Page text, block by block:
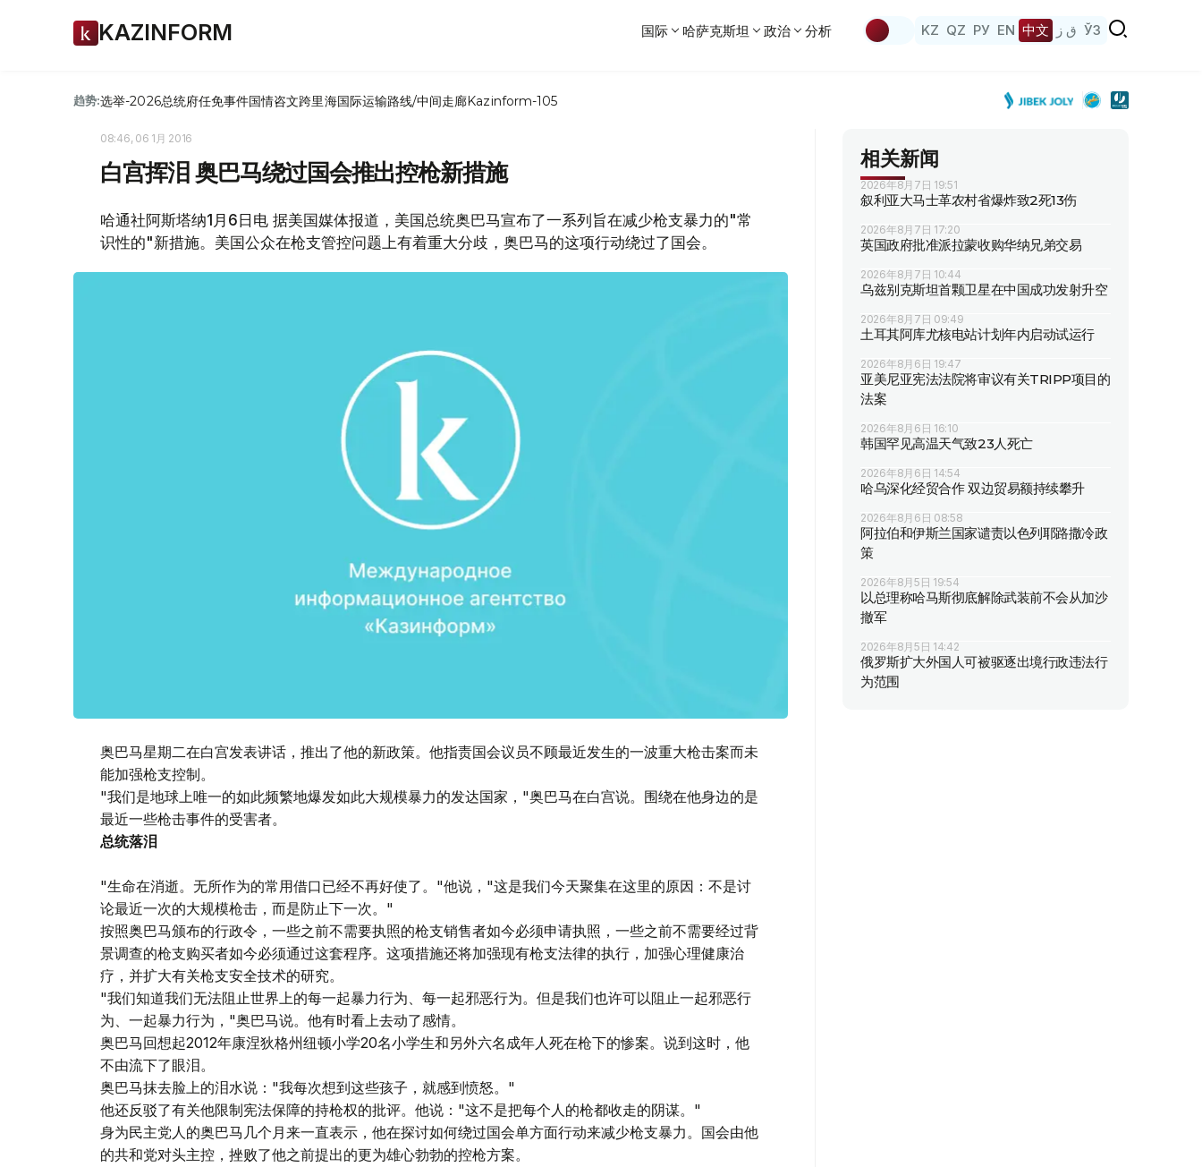
KAZINFORM 国际 哈萨克斯坦 政治 分析 KZ QZ РУ EN 中文 ق ز ЎЗ
趋势:选举-2026总统府任免事件国情咨文跨里海国际运输路线/中间走廊Kazinform-105
08:46, 06 1月 2016
白宫挥泪 奥巴马绕过国会推出控枪新措施
哈通社阿斯塔纳1月6日电 据美国媒体报道，美国总统奥巴马宣布了一系列旨在减少枪支暴力的"常
识性的"新措施。美国公众在枪支管控问题上有着重大分歧，奥巴马的这项行动绕过了国会。
奥巴马星期二在白宫发表讲话，推出了他的新政策。他指责国会议员不顾最近发生的一波重大枪击案而未
能加强枪支控制。
"我们是地球上唯一的如此频繁地爆发如此大规模暴力的发达国家，"奥巴马在白宫说。围绕在他身边的是
最近一些枪击事件的受害者。
总统落泪
"生命在消逝。无所作为的常用借口已经不再好使了。"他说，"这是我们今天聚集在这里的原因：不是讨
论最近一次的大规模枪击，而是防止下一次。"
按照奥巴马颁布的行政令，一些之前不需要执照的枪支销售者如今必须申请执照，一些之前不需要经过背
景调查的枪支购买者如今必须通过这套程序。这项措施还将加强现有枪支法律的执行，加强心理健康治
疗，并扩大有关枪支安全技术的研究。
"我们知道我们无法阻止世界上的每一起暴力行为、每一起邪恶行为。但是我们也许可以阻止一起邪恶行
为、一起暴力行为，"奥巴马说。他有时看上去动了感情。
奥巴马回想起2012年康涅狄格州纽顿小学20名小学生和另外六名成年人死在枪下的惨案。说到这时，他
不由流下了眼泪。
奥巴马抹去脸上的泪水说："我每次想到这些孩子，就感到愤怒。"
他还反驳了有关他限制宪法保障的持枪权的批评。他说："这不是把每个人的枪都收走的阴谋。"
身为民主党人的奥巴马几个月来一直表示，他在探讨如何绕过国会单方面行动来减少枪支暴力。国会由他
的共和党对头主控，挫败了他之前提出的更为雄心勃勃的控枪方案。
相关新闻
2026年8月7日 19:51
叙利亚大马士革农村省爆炸致2死13伤
2026年8月7日 17:20
英国政府批准派拉蒙收购华纳兄弟交易
2026年8月7日 10:44
乌兹别克斯坦首颗卫星在中国成功发射升空
2026年8月7日 09:49
土耳其阿库尤核电站计划年内启动试运行
2026年8月6日 19:47
亚美尼亚宪法法院将审议有关TRIPP项目的
法案
2026年8月6日 16:10
韩国罕见高温天气致23人死亡
2026年8月6日 14:54
哈乌深化经贸合作 双边贸易额持续攀升
2026年8月6日 08:58
阿拉伯和伊斯兰国家谴责以色列耶路撒冷政
策
2026年8月5日 19:54
以总理称哈马斯彻底解除武装前不会从加沙
撤军
2026年8月5日 14:42
俄罗斯扩大外国人可被驱逐出境行政违法行
为范围